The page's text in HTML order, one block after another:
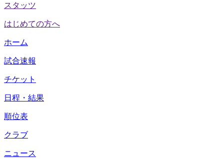
スタッツ
はじめての方へ
ホーム
試合速報
チケット
日程・結果
順位表
クラブ
ニュース